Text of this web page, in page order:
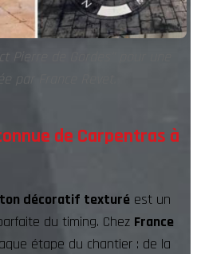
Pierre de Gordes" pour une
par France Revet.
de Carpentras à
décoratif texturé est un
du timing. Chez France
étape du chantier : de la